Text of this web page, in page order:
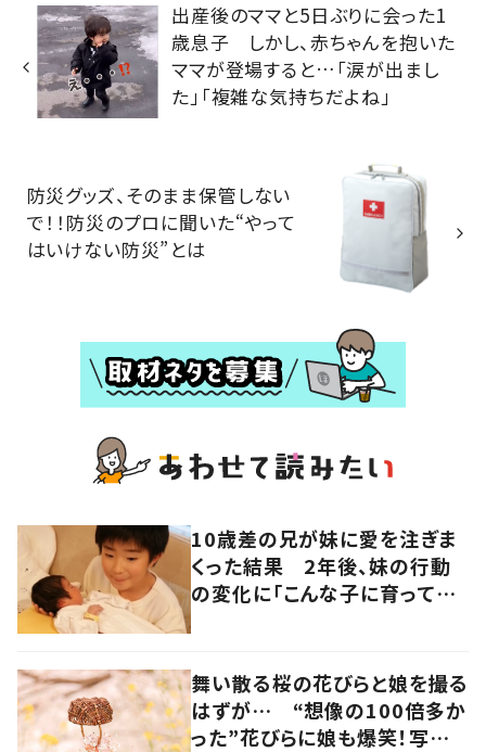
出産後のママと5日ぶりに会った1
歳息子 しかし、赤ちゃんを抱いた
ママが登場すると…「涙が出まし
た」「複雑な気持ちだよね」
防災グッズ、そのまま保管しない
で！！防災のプロに聞いた“やって
はいけない防災”とは
10歳差の兄が妹に愛を注ぎま
くった結果 2年後、妹の行動
の変化に「こんな子に育ってほ
舞い散る桜の花びらと娘を撮る
はずが… “想像の100倍多か
った”花びらに娘も爆笑！写真